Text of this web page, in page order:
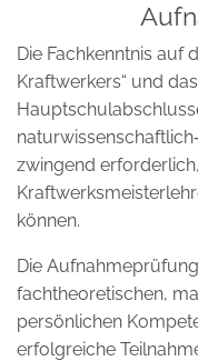
Die Fachkenntnis auf
Kraftwerkers“ und
zwingend
können.
Die
fachtheoretischen,
persönlichen
erfolgreiche